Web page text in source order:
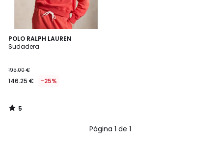
POLO RALPH LAUREN
Sudadera
195.00 €
146.25 € -25%
5
/
5
/
Página 1 de 1